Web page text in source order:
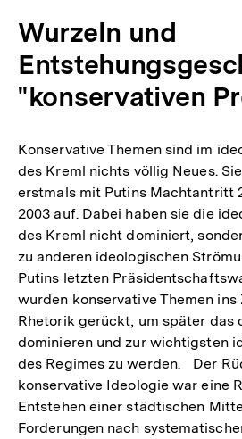
Wurzeln und
"konservativen
Konservative Themen sind im
des Kreml nichts völlig Neues.
erstmals mit Putins Machtantritt
2003 auf. Dabei haben sie die
des Kreml nicht dominiert,
zu anderen ideologischen
Putins letzten
wurden konservative Themen ins
Rhetorik gerückt, um später das
dominieren und zur wichtigsten
des Regimes zu werden. Der
konservative Ideologie war eine
Entstehen einer städtischen
Forderungen nach